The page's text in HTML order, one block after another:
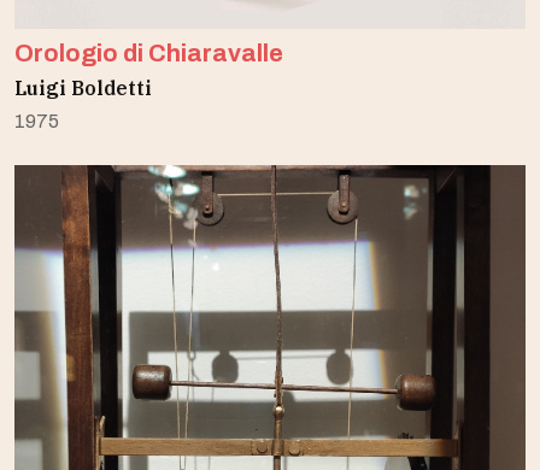
Orologio di Chiaravalle
Luigi Boldetti
1975